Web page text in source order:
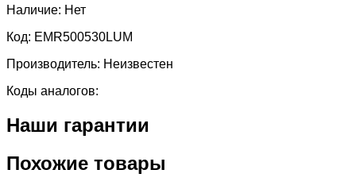
Наличие: Нет
Код: EMR500530LUM
Производитель: Неизвестен
Коды аналогов:
Наши гарантии
Похожие товары